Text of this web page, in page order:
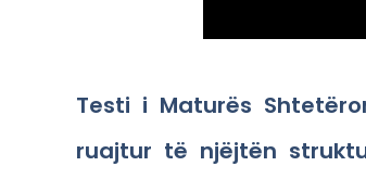
Testi i Maturës
ruajtur të njëjtën